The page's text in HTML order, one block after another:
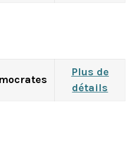
Plus de
détails